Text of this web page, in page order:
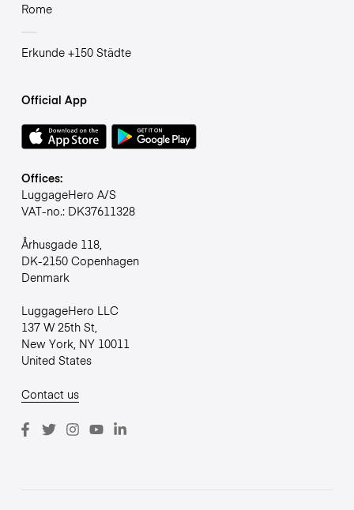
Rome
Erkunde +150 Städte
Official App
Offices:
LuggageHero A/S
VAT-no.: DK37611328
Århusgade 118,
DK-2150 Copenhagen
Denmark
LuggageHero LLC
137 W 25th St,
New York, NY 10011
United States
Contact us